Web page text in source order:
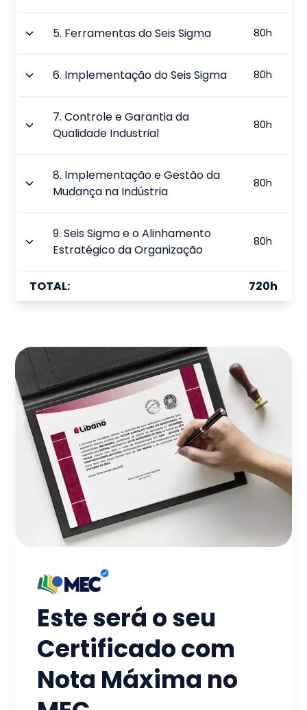
5. Ferramentas do Seis Sigma 80h
6. Implementação do Seis Sigma 80h
7.Controle e Garantia da
Qualidade Industrial
80h
8. Implementação e Gestão da
Mudança na Indústria
80h
9.Seis Sigma e o Alinhamento
Estratégico da Organização
80h
TOTAL: 720h
Este será o seu
Certificado com
Nota Máxima no